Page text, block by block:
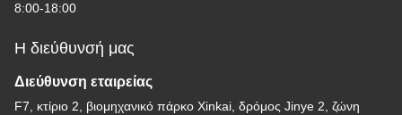
8:00-18:00
Η διεύθυνσή μας
Διεύθυνση εταιρείας
F7, κτίριο 2, βιομηχανικό πάρκο Xinkai, δρόμος Jinye 2, ζώνη